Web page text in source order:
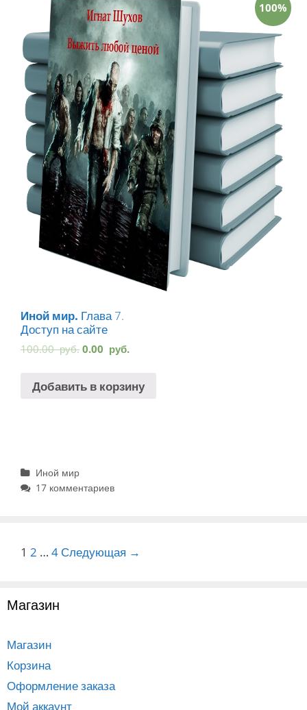
100%
Иной мир. Глава 7.
Доступ на сайте
100.00руб. 0.00 руб.
Добавить в корзину
Рубрики
Иной мир
17 комментариев
Навигация
1 2 … 4Следующая →
Магазин
Магазин
Корзина
Оформление заказа
Мой аккаунт